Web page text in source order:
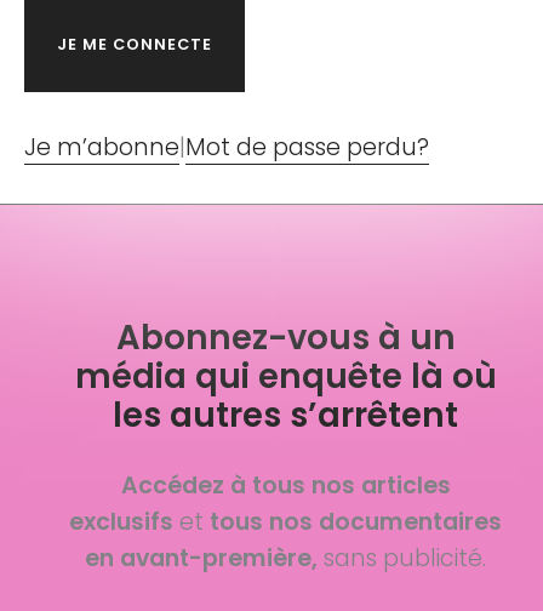
Je m’abonne|Mot de passe perdu?
Abonnez-vous à un
média qui enquête là où
les autres s’arrêtent
Accédez à tous nos articles
exclusifs et tous nos documentaires
en avant-première,sans publicité.